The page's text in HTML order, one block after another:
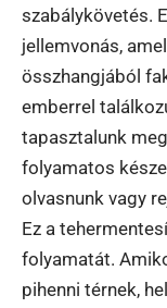
szabálykövetés.
jellemvonás,
összhangjából
emberrel
tapasztalunk
folyamatos
olvasnunk vagy
Ez a
folyamatát.
pihenni térnek,